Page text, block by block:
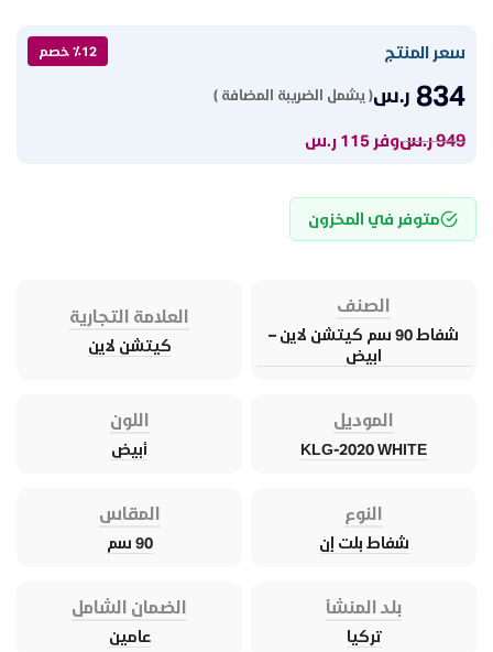
سعر المنتج ٪12 خصم
834 ر.س( يشمل الضريبة المضافة )
949ر.سوفر 115 ر.س
متوفر في المخزون
الصنف
شفاط 90 سم كيتشن لاين –
ابيض
العلامة التجارية
كيتشن لاين
الموديل
KLG-2020 WHITE
اللون
أبيض
النوع
شفاط بلت إن
المقاس
90 سم
بلد المنشأ
تركيا
الضمان الشامل
عامين